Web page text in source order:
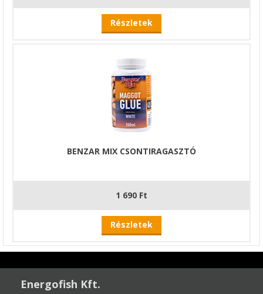
Részletek
BENZAR MIX CSONTIRAGASZTÓ
1 690 Ft
Részletek
Energofish Kft.